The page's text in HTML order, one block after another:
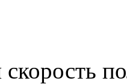
скорость